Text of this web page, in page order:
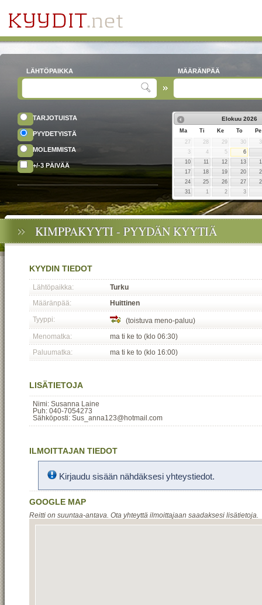
LÄHTÖPAIKKA MÄÄRÄNPÄÄ
TARJOTUISTA
PYYDETYISTÄ
MOLEMMISTA
+/-3 PÄIVÄÄ
Elokuu 2026
Ma Ti Ke To
Pe
27
28 29 30
3
4 5
6
10
11 12 13
17
18 19 20
24
25 26 27
31
1 2 3
KIMPPAKYYTI - PYYDÄN KYYTIÄ
KYYDIN TIEDOT
Lähtöpaikka:
Turku
Määränpää:
Huittinen
Tyyppi:
(toistuva meno-paluu)
Menomatka:
ma ti ke to (klo 06:30)
Paluumatka:
ma ti ke to (klo 16:00)
LISÄTIETOJA
Nimi: Susanna Laine
Puh: 040-7054273
Sähköposti: Sus_anna123@hotmail.com
ILMOITTAJAN TIEDOT
Kirjaudu sisään nähdäksesi yhteystiedot.
GOOGLE MAP
Reitti on suuntaa-antava. Ota yhteyttä ilmoittajaan saadaksesi lisätietoja.